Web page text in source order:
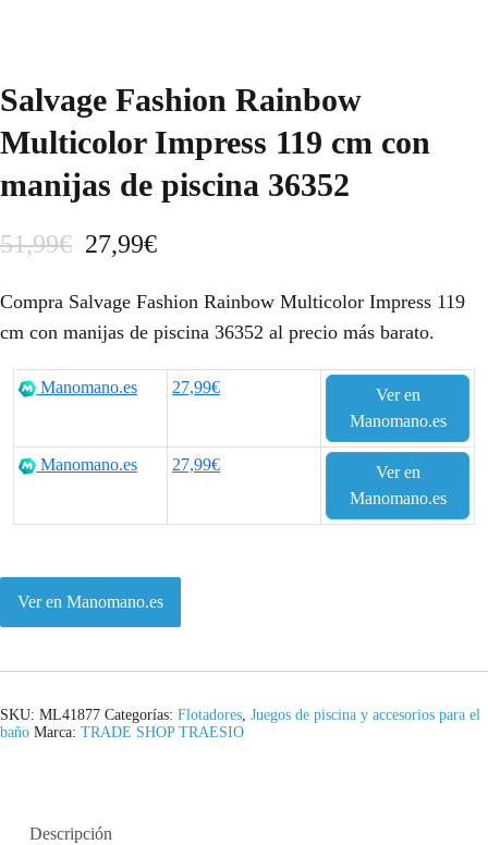
Salvage Fashion Rainbow
Multicolor Impress 119 cm con
manijas de piscina 36352
51,99€ E
p
r
c
o
o
r
i
a
27,99€E
p
r
c
o
a
c
a
Compra Salvage Fashion Rainbow Multicolor Impress 119
cm con manijas de piscina 36352 al precio más barato.
Manomano.es 27,99€
Ver en
Manomano.es
Manomano.es 27,99€
Ver en
Manomano.es
Ver en Manomano.es
SKU: ML41877 Categorías: Flotadores, Juegos de piscina y accesorios para el
baño Marca: TRADE SHOP TRAESIO
Descripción